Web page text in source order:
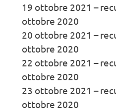
19 ottobre 2021 –
ottobre 2020
20 ottobre 2021 –
ottobre 2020
22 ottobre 2021 –
ottobre 2020
23 ottobre 2021 –
ottobre 2020